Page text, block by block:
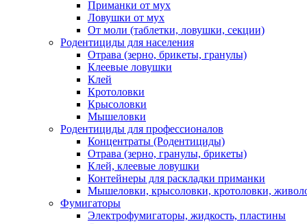
Приманки от мух
Ловушки от мух
От моли (таблетки, ловушки, секции)
Родентициды для населения
Отрава (зерно, брикеты, гранулы)
Клеевые ловушки
Клей
Кротоловки
Крысоловки
Мышеловки
Родентициды для профессионалов
Концентраты (Родентициды)
Отрава (зерно, гранулы, брикеты)
Клей, клеевые ловушки
Контейнеры для раскладки приманки
Мышеловки, крысоловки, кротоловки,
Фумигаторы
Электрофумигаторы, жидкость, пластины